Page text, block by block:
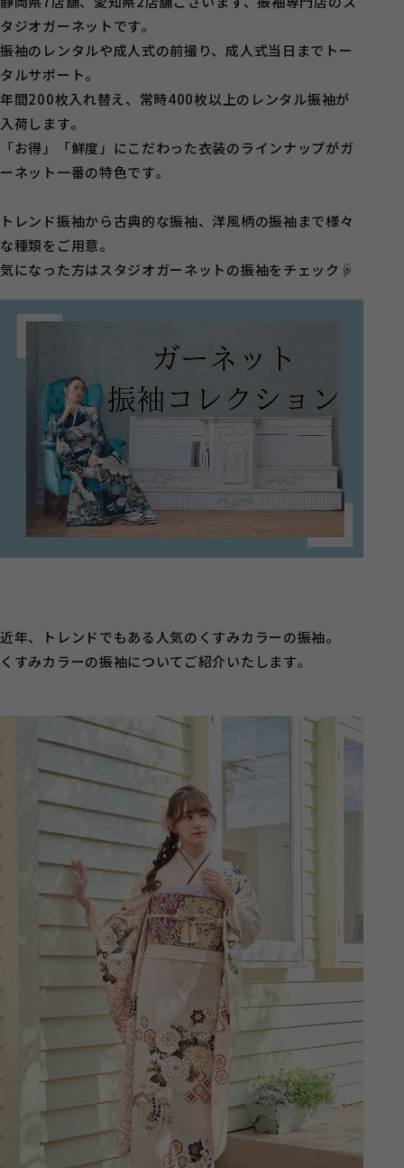
タジオガーネットです。
振袖のレンタルや成人式の前撮り、成人式当日までトー
タルサポート。
年間200枚入れ替え、常時400枚以上のレンタル振袖が
入荷します。
「お得」「鮮度」にこだわった衣装のラインナップがガ
ーネット一番の特色です。
トレンド振袖から古典的な振袖、洋風柄の振袖まで様々
な種類をご用意。
気になった方はスタジオガーネットの振袖をチェック☟
近年、トレンドでもある人気のくすみカラーの振袖。
くすみカラーの振袖についてご紹介いたします。